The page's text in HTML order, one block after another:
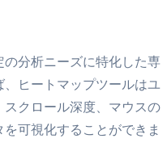
分析ニーズに特化した専
ヒートマップツールはユ
クロール深度、マウスの
可視化することができま